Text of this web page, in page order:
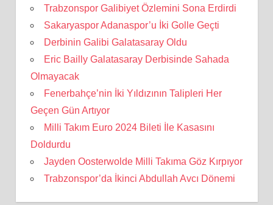
Trabzonspor Galibiyet Özlemini Sona Erdirdi
Sakaryaspor Adanaspor’u İki Golle Geçti
Derbinin Galibi Galatasaray Oldu
Eric Bailly Galatasaray Derbisinde Sahada
Olmayacak
Fenerbahçe’nin İki Yıldızının Talipleri Her
Geçen Gün Artıyor
Milli Takım Euro 2024 Bileti İle Kasasını
Doldurdu
Jayden Oosterwolde Milli Takıma Göz Kırpıyor
Trabzonspor’da İkinci Abdullah Avcı Dönemi